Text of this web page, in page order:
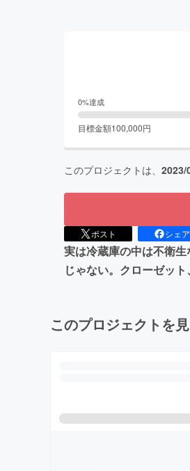
0%達成
目標金額100,000円
このプロジェクトは、 2023/
ポスト シェア
実は冷蔵庫の中は不衛
じゃない。クローゼッ
このプロジェクトを